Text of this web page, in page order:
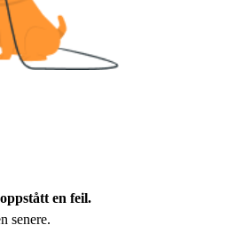
en feil.
senere.